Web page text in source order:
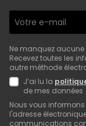
Ne manquez aucune
Recevez toutes les
autre méthode
J’ai lu la
de mes données
Nous vous informons
l'adresse
communications